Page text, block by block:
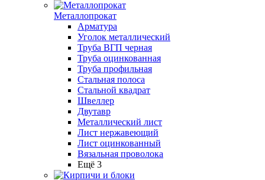
Металлопрокат
Арматура
Уголок металлический
Труба ВГП черная
Труба оцинкованная
Труба профильная
Стальная полоса
Стальной квадрат
Швеллер
Двутавр
Металлический лист
Лист нержавеющий
Лист оцинкованный
Вязальная проволока
Ещё 3